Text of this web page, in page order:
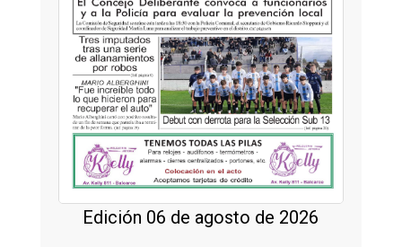
Edición 06 de agosto de 2026